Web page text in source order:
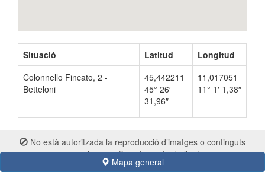
Situació Latitud
Longitud
Colonnello Fincato, 2 -
Betteloni
45,442211
45° 26′
31,96″
11,017051
11° 1′ 1,38″
Mapa general
No està autoritzada la reproducció d’imatges o continguts
sense el consentiment exprés de l'autor